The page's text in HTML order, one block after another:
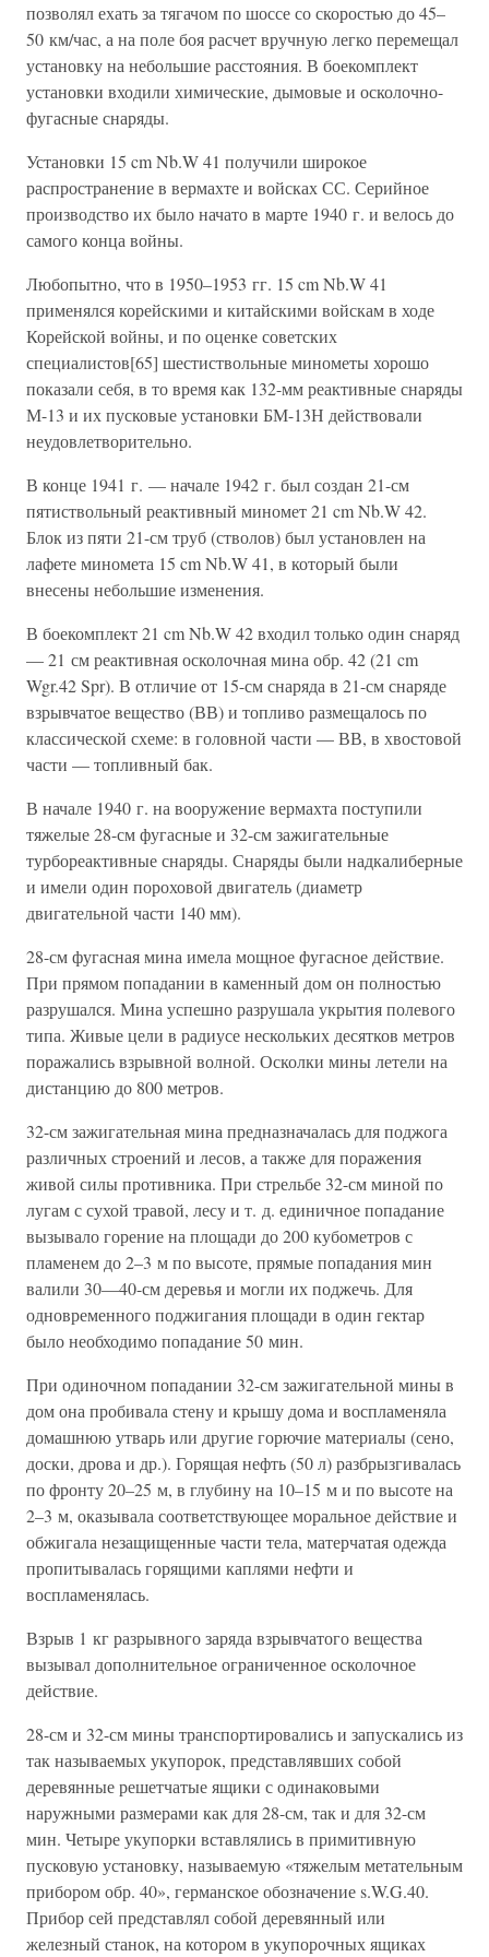
позволял ехать за тягачом по шоссе со скоростью до 45–
50 км/час, а на поле боя расчет вручную легко перемещал
установку на небольшие расстояния. В боекомплект
установки входили химические, дымовые и осколочно-
фугасные снаряды.
Установки 15 cm Nb.W 41 получили широкое
распространение в вермахте и войсках СС. Серийное
производство их было начато в марте 1940 г. и велось до
самого конца войны.
Любопытно, что в 1950–1953 гг. 15 cm Nb.W 41
применялся корейскими и китайскими войскам в ходе
Корейской войны, и по оценке советских
специалистов[65] шестиствольные минометы хорошо
показали себя, в то время как 132-мм реактивные снаряды
М-13 и их пусковые установки БМ-13Н действовали
неудовлетворительно.
В конце 1941 г. — начале 1942 г. был создан 21-см
пятиствольный реактивный миномет 21 cm Nb.W 42.
Блок из пяти 21-см труб (стволов) был установлен на
лафете миномета 15 cm Nb.W 41, в который были
внесены небольшие изменения.
В боекомплект 21 cm Nb.W 42 входил только один снаряд
— 21 см реактивная осколочная мина обр. 42 (21 cm
Wgr.42 Spr). В отличие от 15-см снаряда в 21-см снаряде
взрывчатое вещество (ВВ) и топливо размещалось по
классической схеме: в головной части — ВВ, в хвостовой
части — топливный бак.
В начале 1940 г. на вооружение вермахта поступили
тяжелые 28-см фугасные и 32-см зажигательные
турбореактивные снаряды. Снаряды были надкалиберные
и имели один пороховой двигатель (диаметр
двигательной части 140 мм).
28-см фугасная мина имела мощное фугасное действие.
При прямом попадании в каменный дом он полностью
разрушался. Мина успешно разрушала укрытия полевого
типа. Живые цели в радиусе нескольких десятков метров
поражались взрывной волной. Осколки мины летели на
дистанцию до 800 метров.
32-см зажигательная мина предназначалась для поджога
различных строений и лесов, а также для поражения
живой силы противника. При стрельбе 32-см миной по
лугам с сухой травой, лесу и т. д. единичное попадание
вызывало горение на площади до 200 кубометров с
пламенем до 2–3 м по высоте, прямые попадания мин
валили 30—40-см деревья и могли их поджечь. Для
одновременного поджигания площади в один гектар
было необходимо попадание 50 мин.
При одиночном попадании 32-см зажигательной мины в
дом она пробивала стену и крышу дома и воспламеняла
домашнюю утварь или другие горючие материалы (сено,
доски, дрова и др.). Горящая нефть (50 л) разбрызгивалась
по фронту 20–25 м, в глубину на 10–15 м и по высоте на
2–3 м, оказывала соответствующее моральное действие и
обжигала незащищенные части тела, матерчатая одежда
пропитывалась горящими каплями нефти и
воспламенялась.
Взрыв 1 кг разрывного заряда взрывчатого вещества
вызывал дополнительное ограниченное осколочное
действие.
28-см и 32-см мины транспортировались и запускались из
так называемых укупорок, представлявших собой
деревянные решетчатые ящики с одинаковыми
наружными размерами как для 28-см, так и для 32-см
мин. Четыре укупорки вставлялись в примитивную
пусковую установку, называемую «тяжелым метательным
прибором обр. 40», германское обозначение s.W.G.40.
Прибор сей представлял собой деревянный или
железный станок, на котором в укупорочных ящиках